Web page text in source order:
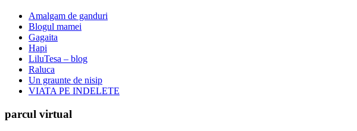
Amalgam de ganduri
Blogul mamei
Gagaita
Hapi
LiluTesa – blog
Raluca
Un graunte de nisip
VIATA PE INDELETE
parcul virtual